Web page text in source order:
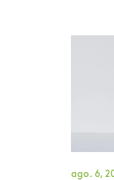
ago. 6,